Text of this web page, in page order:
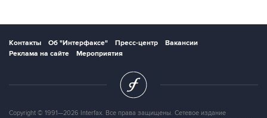
Контакты Об "Интерфаксе" Пресс-центр
Вакансии
Реклама на сайте
Мероприятия
Copyright © 1991—2026 Interfax. Все права защищены. Сетевое издание